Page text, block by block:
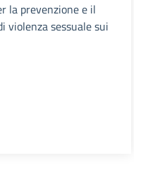
la prevenzione e il
violenza sessuale sui